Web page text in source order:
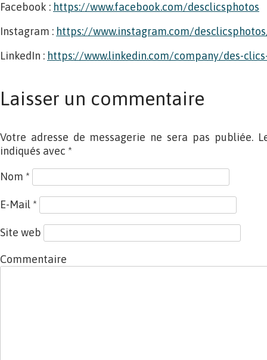
Facebook : https://www.facebook.com/desclicsphotos
Instagram : https://www.instagram.com/
LinkedIn : https://www.linkedin.com/company/des-
Laisser un commentaire
Votre adresse de messagerie ne sera pas publiée.
indiqués avec *
Nom *
E-Mail *
Site web
Commentaire